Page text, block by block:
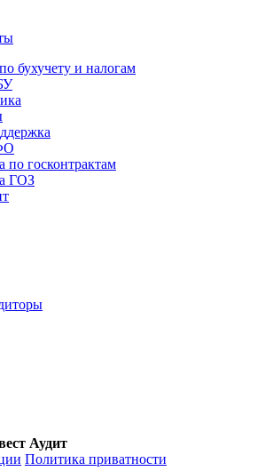
бухучету и налогам
по госконтрактам
ГОЗ
Аудит
Политика приватности